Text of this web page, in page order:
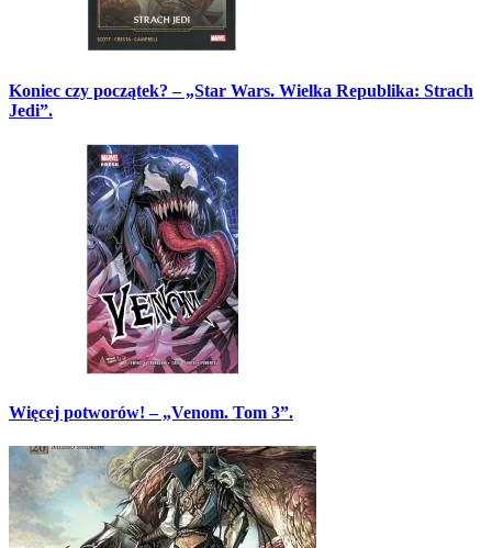
Koniec czy początek? – „Star Wars. Wielka Republika: Strach
Jedi”.
Więcej potworów! – „Venom. Tom 3”.